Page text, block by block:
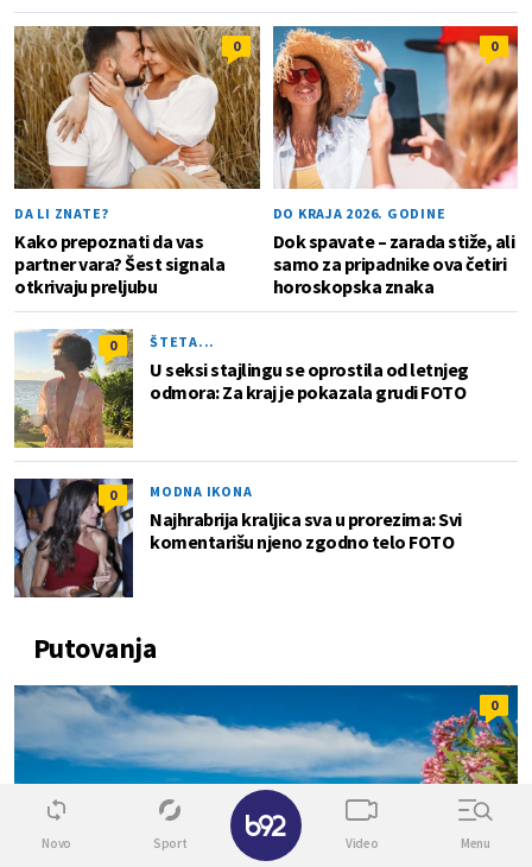
0
DA LI ZNATE?
Kako prepoznati da vas
partner vara? Šest signala
otkrivaju preljubu
0
DO KRAJA 2026. GODINE
Dok spavate – zarada stiže, ali
samo za pripadnike ova četiri
horoskopska znaka
0 ŠTETA...
U seksi stajlingu se oprostila od letnjeg
odmora: Za kraj je pokazala grudi FOTO
0 MODNA IKONA
Najhrabrija kraljica sva u prorezima: Svi
komentarišu njeno zgodno telo FOTO
Putovanja
0
Novo Sport Video Menu
✕